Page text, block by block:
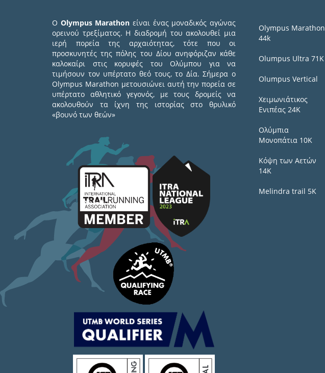
Ο Olympus Marathon είναι ένας μοναδικός αγώνας
ορεινού τρεξίματος. Η διαδρομή του ακολουθεί μια
ιερή πορεία της αρχαιότητας, τότε που οι
προσκυνητές της πόλης του Δίου ανηφόριζαν κάθε
καλοκαίρι στις κορυφές του Ολύμπου για να
τιμήσουν τον υπέρτατο θεό τους, το Δία. Σήμερα ο
Olympus Marathon μετουσιώνει αυτή την πορεία σε
υπέρτατο αθλητικό γεγονός, με τους δρομείς να
ακολουθούν τα ίχνη της ιστορίας στο θρυλικό
«βουνό των θεών»
Olympus Marathon
44k
Olumpus Ultra 71K
Olumpus Vertical
Χειμωνιάτικος
Ενιπέας 24Κ
Ολύμπια
Μονοπάτια 10Κ
Κόψη των Αετών
14Κ
Melindra trail 5Κ